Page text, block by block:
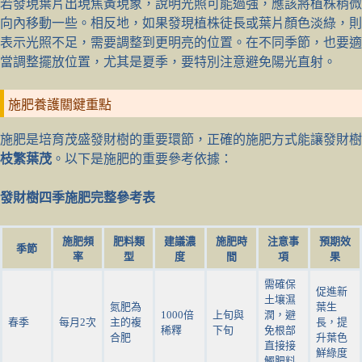
若發現葉片出現焦黃現象，說明光照可能過強，應該將植株稍微
向內移動一些。相反地，如果發現植株徒長或葉片顏色淡綠，則
表示光照不足，需要調整到更明亮的位置。在不同季節，也要適
當調整擺放位置，尤其是夏季，要特別注意避免陽光直射。
施肥養護關鍵重點
施肥是培育茂盛發財樹的重要環節，正確的施肥方式能讓發財樹
枝繁葉茂 。以下是施肥的重要參考依據：
發財樹四季施肥完整參考表
季節
施肥頻
率
肥料類
型
建議濃
度
施肥時
間
注意事
項
預期效
果
春季 每月2次
氮肥為
主的複
合肥
1000倍
稀釋
上旬與
下旬
需確保
土壤濕
潤，避
免根部
直接接
促進新
葉生
長，提
升葉色
鮮綠度